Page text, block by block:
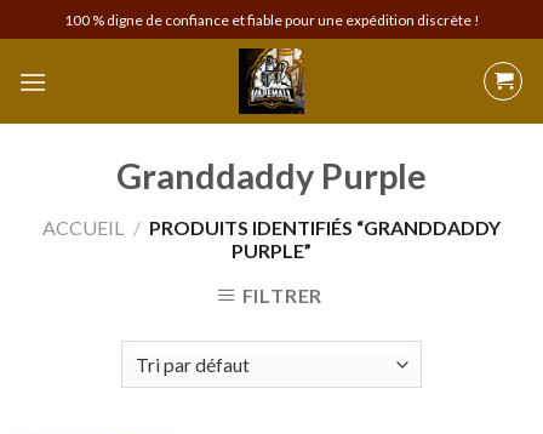
to
content
100 % digne de confiance et fiable pour une expédition discrète !
Granddaddy Purple
ACCUEIL / PRODUITS IDENTIFIÉS “GRANDDADDY
PURPLE”
FILTRER